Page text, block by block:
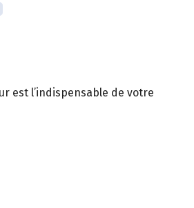
est l’indispensable de votre